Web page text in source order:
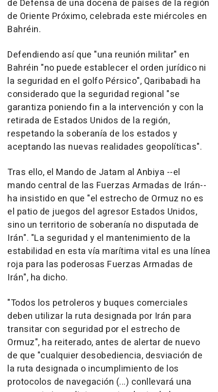
de Defensa de una docena de países de la región
de Oriente Próximo, celebrada este miércoles en
Bahréin.
Defendiendo así que "una reunión militar" en
Bahréin "no puede establecer el orden jurídico ni
la seguridad en el golfo Pérsico", Qaribabadi ha
considerado que la seguridad regional "se
garantiza poniendo fin a la intervención y con la
retirada de Estados Unidos de la región,
respetando la soberanía de los estados y
aceptando las nuevas realidades geopolíticas".
Tras ello, el Mando de Jatam al Anbiya --el
mando central de las Fuerzas Armadas de Irán--
ha insistido en que "el estrecho de Ormuz no es
el patio de juegos del agresor Estados Unidos,
sino un territorio de soberanía no disputada de
Irán". "La seguridad y el mantenimiento de la
estabilidad en esta vía marítima vital es una línea
roja para las poderosas Fuerzas Armadas de
Irán", ha dicho.
"Todos los petroleros y buques comerciales
deben utilizar la ruta designada por Irán para
transitar con seguridad por el estrecho de
Ormuz", ha reiterado, antes de alertar de nuevo
de que "cualquier desobediencia, desviación de
la ruta designada o incumplimiento de los
protocolos de navegación (...) conllevará una